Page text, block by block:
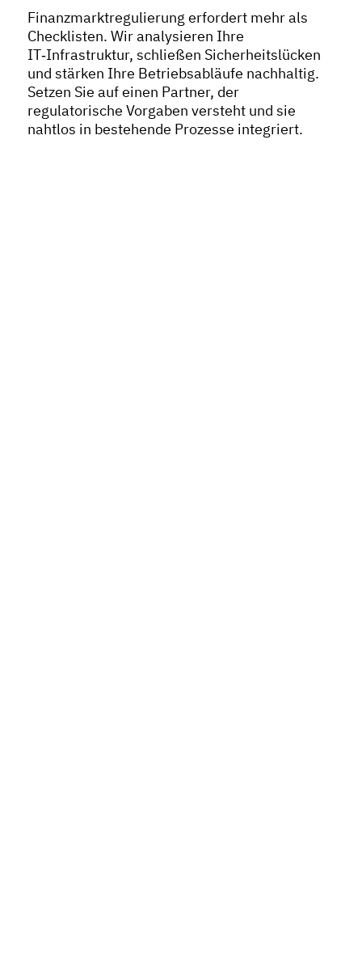
Finanzmarktregulierung erfordert mehr als
Checklisten. Wir analysieren Ihre
IT‑Infrastruktur, schließen Sicherheitslücken
und stärken Ihre Betriebsabläufe nachhaltig.
Setzen Sie auf einen Partner, der
regulatorische Vorgaben versteht und sie
nahtlos in bestehende Prozesse integriert.